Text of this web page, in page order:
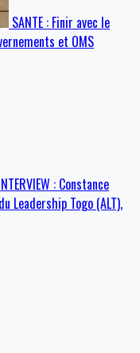
SANTE : Finir avec le
et OMS
: Constance
Leadership Togo (ALT),